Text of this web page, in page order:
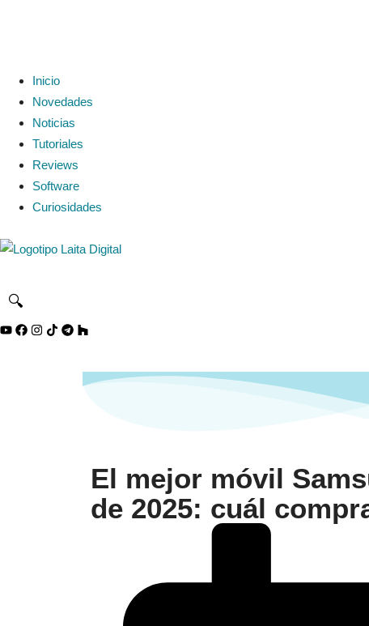
Inicio
Novedades
Noticias
Tutoriales
Reviews
Software
Curiosidades
🔍
El mejor móvil
de 2025: cuál